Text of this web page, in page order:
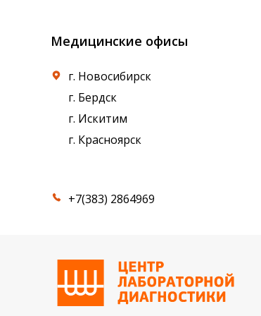
Медицинские офисы
г. Новосибирск
г. Бердск
г. Искитим
г. Красноярск
+7(383) 2864969